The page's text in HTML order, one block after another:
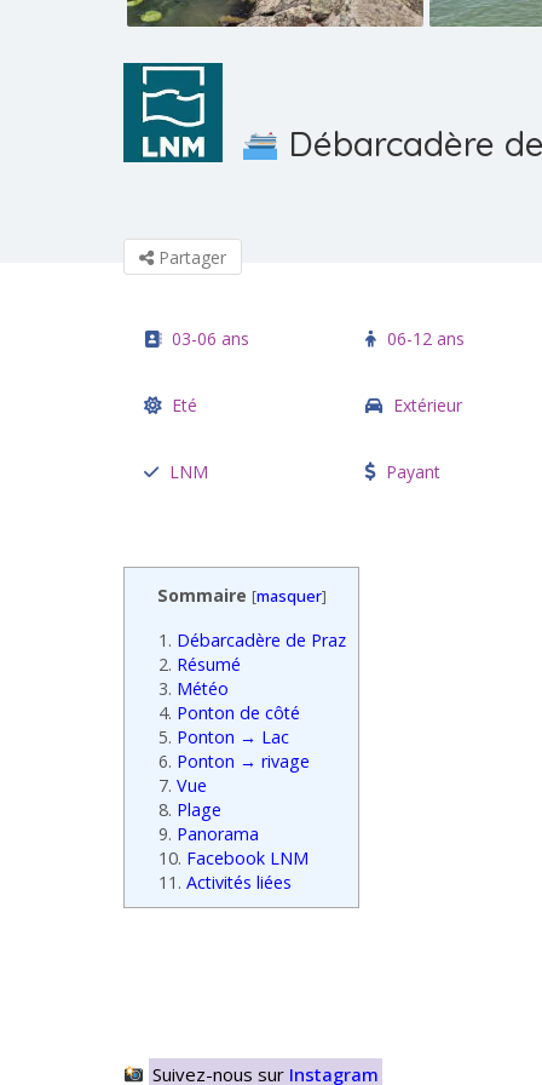
Débarcadère
Partager
03-06 ans 06-12 ans
Eté Extérieur
LNM Payant
Sommaire [masquer]
1. Débarcadère de Praz
2. Résumé
3. Météo
4. Ponton de côté
5. Ponton → Lac
6. Ponton → rivage
7. Vue
8. Plage
9. Panorama
10. Facebook LNM
11. Activités liées
Suivez-nous sur Instagram